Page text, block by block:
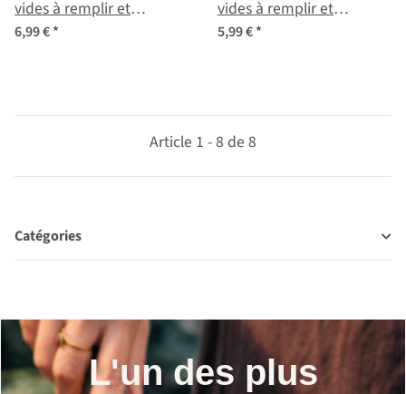
vides à remplir et
étiquetter pour les
6,99 €*
vides à remplir et
étiquetter pour les
5,99 €*
Article 1 - 8 de 8
Catégories
L'un des plus